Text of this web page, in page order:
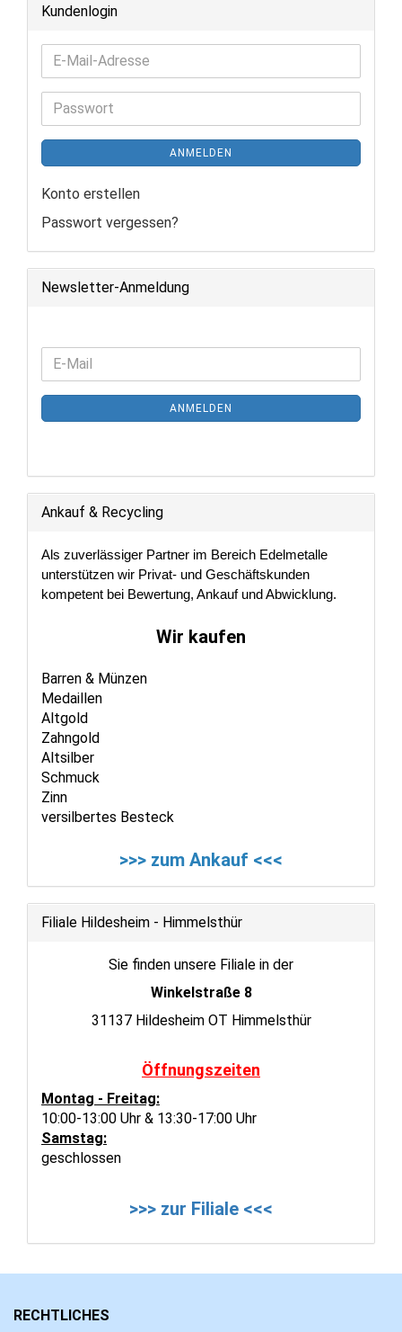
Kundenlogin
E-
Mail-
Adresse
Passwort
ANMELDEN
Konto erstellen
Passwort vergessen?
Newsletter-Anmeldung
WEITER
NEWSLETTER-
ANMELDUNG
E-
Mail
ANMELDEN
Ankauf & Recycling
Als zuverlässiger Partner im Bereich Edelmetalle
unterstützen wir Privat- und Geschäftskunden
kompetent bei Bewertung, Ankauf und Abwicklung.
Wir kaufen
Barren & Münzen
Medaillen
Altgold
Zahngold
Altsilber
Schmuck
Zinn
versilbertes Besteck
>>> zum Ankauf <<<
Filiale Hildesheim - Himmelsthür
Sie finden unsere Filiale in der
Winkelstraße 8
31137 Hildesheim OT Himmelsthür
Öffnungszeiten
Montag - Freitag:
10:00-13:00 Uhr & 13:30-17:00 Uhr
Samstag:
geschlossen
>>> zur Filiale <<<
RECHTLICHES